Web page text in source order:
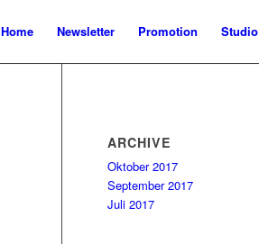
Home Newsletter Promotion Studio
ARCHIVE
Oktober 2017
September 2017
Juli 2017